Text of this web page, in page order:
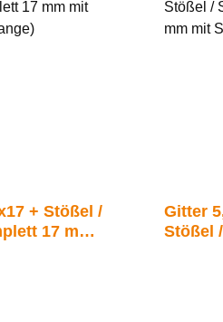
+ Stößel /
17 mm
Gitter
Stößel